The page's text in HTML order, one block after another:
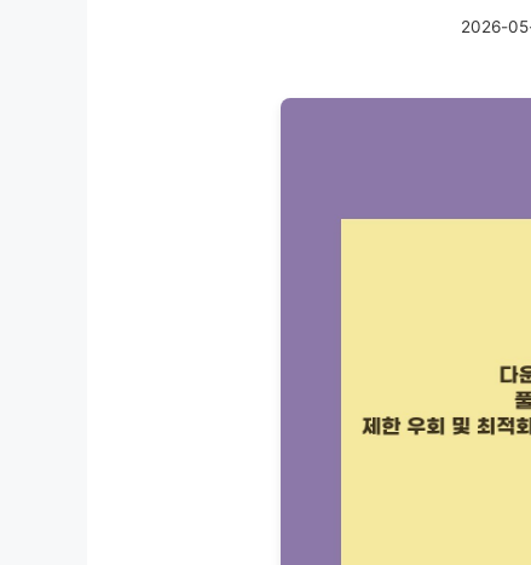
2026-